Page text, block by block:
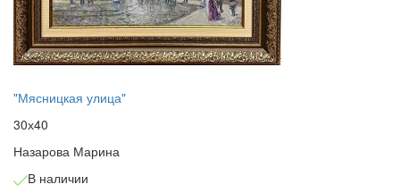
"Мясницкая улица"
30х40
Назарова Марина
В наличии